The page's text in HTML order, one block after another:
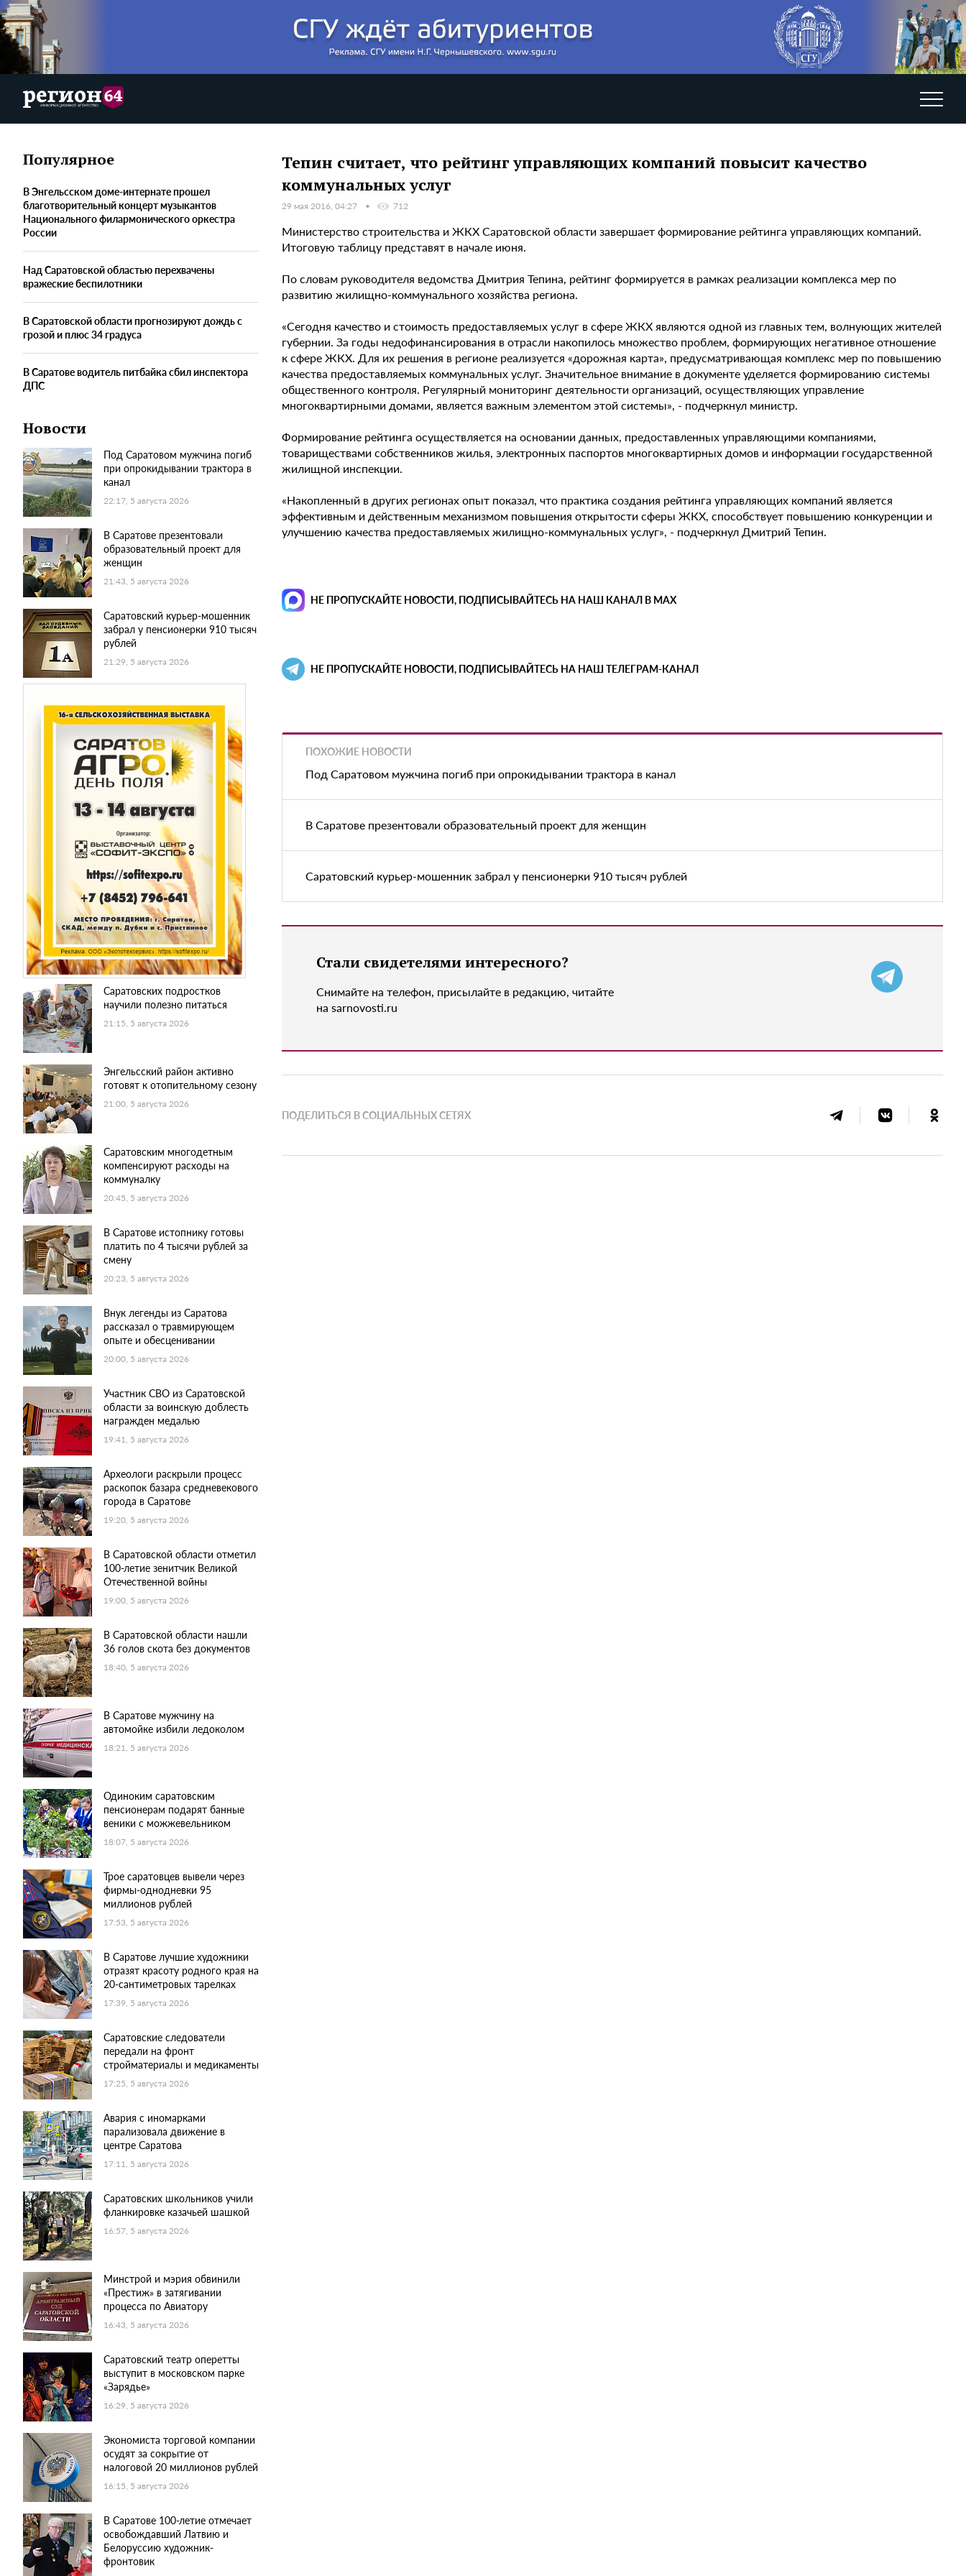
Популярное
В Энгельсском доме-интернате прошел
благотворительный концерт музыкантов
Национального филармонического оркестра
России
Над Саратовской областью перехвачены
вражеские беспилотники
В Саратовской области прогнозируют дождь с
грозой и плюс 34 градуса
В Саратове водитель питбайка сбил инспектора
ДПС
Новости
Под Саратовом мужчина погиб
при опрокидывании трактора в
канал
22:17, 5 августа 2026
В Саратове презентовали
образовательный проект для
женщин
21:43, 5 августа 2026
Саратовский курьер-мошенник
забрал у пенсионерки 910 тысяч
рублей
21:29, 5 августа 2026
Саратовских подростков
научили полезно питаться
21:15, 5 августа 2026
Энгельсский район активно
готовят к отопительному сезону
21:00, 5 августа 2026
Саратовским многодетным
компенсируют расходы на
коммуналку
20:45, 5 августа 2026
В Саратове истопнику готовы
платить по 4 тысячи рублей за
смену
20:23, 5 августа 2026
Внук легенды из Саратова
рассказал о травмирующем
опыте и обесценивании
20:00, 5 августа 2026
Участник СВО из Саратовской
области за воинскую доблесть
награжден медалью
19:41, 5 августа 2026
Археологи раскрыли процесс
раскопок базара средневекового
города в Саратове
19:20, 5 августа 2026
В Саратовской области отметил
100-летие зенитчик Великой
Отечественной войны
19:00, 5 августа 2026
В Саратовской области нашли
36 голов скота без документов
18:40, 5 августа 2026
В Саратове мужчину на
автомойке избили ледоколом
18:21, 5 августа 2026
Одиноким саратовским
пенсионерам подарят банные
веники с можжевельником
18:07, 5 августа 2026
Трое саратовцев вывели через
фирмы-однодневки 95
миллионов рублей
17:53, 5 августа 2026
В Саратове лучшие художники
отразят красоту родного края на
20-сантиметровых тарелках
17:39, 5 августа 2026
Саратовские следователи
передали на фронт
стройматериалы и медикаменты
17:25, 5 августа 2026
Авария с иномарками
парализовала движение в
центре Саратова
17:11, 5 августа 2026
Саратовских школьников учили
фланкировке казачьей шашкой
16:57, 5 августа 2026
Минстрой и мэрия обвинили
«Престиж» в затягивании
процесса по Авиатору
16:43, 5 августа 2026
Саратовский театр оперетты
выступит в московском парке
«Зарядье»
16:29, 5 августа 2026
Экономиста торговой компании
осудят за сокрытие от
налоговой 20 миллионов рублей
16:15, 5 августа 2026
В Саратове 100-летие отмечает
освобождавший Латвию и
Белоруссию художник-
фронтовик
Тепин считает, что рейтинг управляющих компаний повысит качество
коммунальных услуг
29 мая 2016, 04:27 712
Министерство строительства и ЖКХ Саратовской области завершает формирование рейтинга управляющих компаний.
Итоговую таблицу представят в начале июня.
По словам руководителя ведомства Дмитрия Тепина, рейтинг формируется в рамках реализации комплекса мер по
развитию жилищно-коммунального хозяйства региона.
«Сегодня качество и стоимость предоставляемых услуг в сфере ЖКХ являются одной из главных тем, волнующих жителей
губернии. За годы недофинансирования в отрасли накопилось множество проблем, формирующих негативное отношение
к сфере ЖКХ. Для их решения в регионе реализуется «дорожная карта», предусматривающая комплекс мер по повышению
качества предоставляемых коммунальных услуг. Значительное внимание в документе уделяется формированию системы
общественного контроля. Регулярный мониторинг деятельности организаций, осуществляющих управление
многоквартирными домами, является важным элементом этой системы», - подчеркнул министр.
Формирование рейтинга осуществляется на основании данных, предоставленных управляющими компаниями,
товариществами собственников жилья, электронных паспортов многоквартирных домов и информации государственной
жилищной инспекции.
«Накопленный в других регионах опыт показал, что практика создания рейтинга управляющих компаний является
эффективным и действенным механизмом повышения открытости сферы ЖКХ, способствует повышению конкуренции и
улучшению качества предоставляемых жилищно-коммунальных услуг», - подчеркнул Дмитрий Тепин.
НЕ ПРОПУСКАЙТЕ НОВОСТИ, ПОДПИСЫВАЙТЕСЬ НА НАШ КАНАЛ В MAX
НЕ ПРОПУСКАЙТЕ НОВОСТИ, ПОДПИСЫВАЙТЕСЬ НА НАШ ТЕЛЕГРАМ-КАНАЛ
ПОХОЖИЕ НОВОСТИ
Под Саратовом мужчина погиб при опрокидывании трактора в канал
В Саратове презентовали образовательный проект для женщин
Саратовский курьер-мошенник забрал у пенсионерки 910 тысяч рублей
Стали свидетелями интересного?
Снимайте на телефон, присылайте в редакцию, читайте
на sarnovosti.ru
ПОДЕЛИТЬСЯ В СОЦИАЛЬНЫХ СЕТЯХ